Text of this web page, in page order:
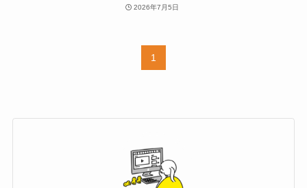
2026年7月5日
1